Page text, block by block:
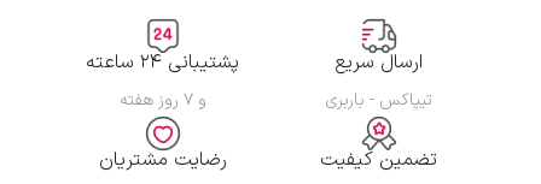
ارسال سریع
تیپاکس - باربری
پشتیبانی ۲۴ ساعته
و ۷ روز هفته
تضمین کیفیت رضایت مشتریان